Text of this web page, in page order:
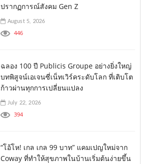
ปรากฏการณ์สังคม Gen Z
August 5, 2026
446
ฉลอง 100 ปี Publicis Groupe อย่างยิ่งใหญ่
บทพิสูจน์เอเจนซี่เน็ทเวิร์คระดับโลก ที่เติบโต
ก้าวผ่านทุกการเปลี่ยนแปลง
July 22, 2026
394
“โอ้โห! เกล เกล 99 บาท” แคมเปญใหม่จาก
Coway ที่ทำให้สุขภาพในบ้านเริ่มต้นง่ายขึ้น